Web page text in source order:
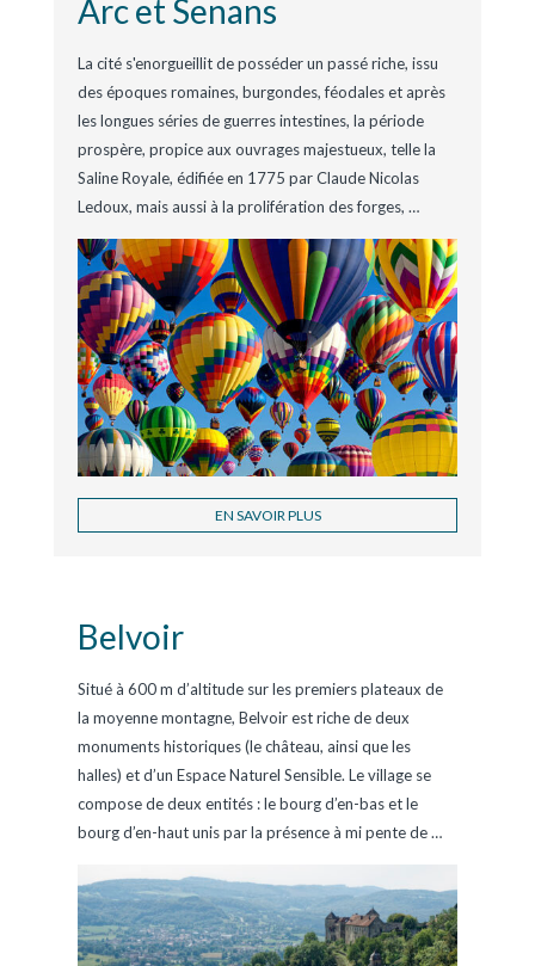
Arc et Senans
La cité s'enorgueillit de posséder un passé riche, issu
des époques romaines, burgondes, féodales et après
les longues séries de guerres intestines, la période
prospère, propice aux ouvrages majestueux, telle la
Saline Royale, édifiée en 1775 par Claude Nicolas
Ledoux, mais aussi à la prolifération des forges, …
EN SAVOIR PLUS
Belvoir
Situé à 600 m d’altitude sur les premiers plateaux de
la moyenne montagne, Belvoir est riche de deux
monuments historiques (le château, ainsi que les
halles) et d’un Espace Naturel Sensible. Le village se
compose de deux entités : le bourg d’en-bas et le
bourg d’en-haut unis par la présence à mi pente de…